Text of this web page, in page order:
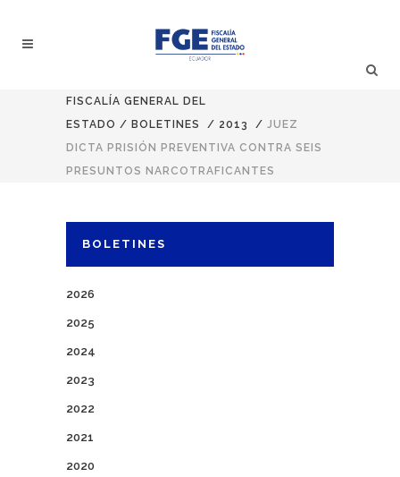
FISCALÍA GENERAL DEL
ESTADO / BOLETINES / 2013 / JUEZ
DICTA PRISIÓN PREVENTIVA CONTRA SEIS
PRESUNTOS NARCOTRAFICANTES
BOLETINES
2026
2025
2024
2023
2022
2021
2020